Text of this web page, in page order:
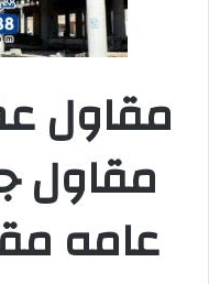
مقاول
مقاول
عامه